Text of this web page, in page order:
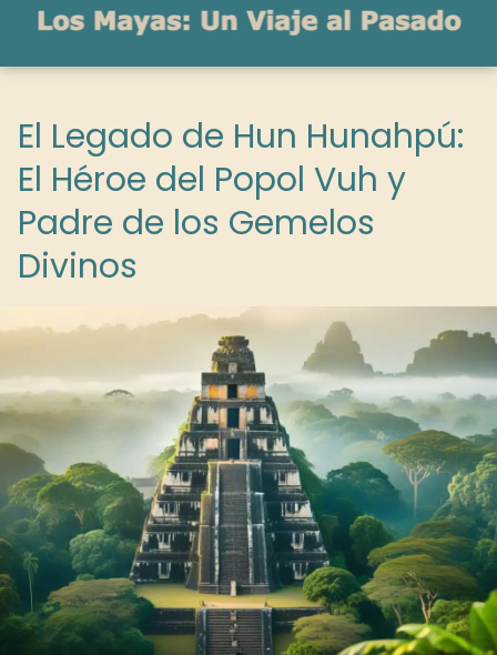
El Legado de Hun Hunahpú:
El Héroe del Popol Vuh y
Padre de los Gemelos
Divinos